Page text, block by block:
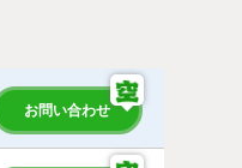
お問い合わせ